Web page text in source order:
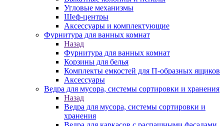
Угловые механизмы
Шеф-центры
Аксессуары и комплектующие
Фурнитура для ванных комнат
Назад
Фурнитура для ванных комнат
Корзины для белья
Комплекты емкостей для П-образных ящиков
Аксессуары
Ведра для мусора, системы сортировки и хранения
Назад
Ведра для мусора, системы сортировки и
хранения